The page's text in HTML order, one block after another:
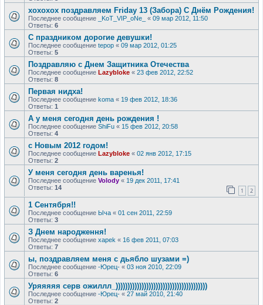
хохохох поздравляем Friday 13 (Забора) С Днём Рождения!
Последнее сообщение _KoT_VIP_oNe_ « 09 мар 2012, 11:50
Ответы: 6
С праздником дорогие девушки!
Последнее сообщение tepop « 09 мар 2012, 01:25
Ответы: 5
Поздравляю с Днем Защитника Отечества
Последнее сообщение Lazybloke « 23 фев 2012, 22:52
Ответы: 8
Первая нидха!
Последнее сообщение koma « 19 фев 2012, 18:36
Ответы: 1
А у меня сегодня день рождения !
Последнее сообщение ShiFu « 15 фев 2012, 20:58
Ответы: 4
c Новым 2012 годом!
Последнее сообщение Lazybloke « 02 янв 2012, 17:15
Ответы: 2
У меня сегодня день варенья!
Последнее сообщение Volody « 19 дек 2011, 17:41
Ответы: 14 1 2
1 Сентября!!
Последнее сообщение Ыча « 01 сен 2011, 22:59
Ответы: 3
З Днем народження!
Последнее сообщение xapek « 16 фев 2011, 07:03
Ответы: 7
ы, поздравляем меня с дьябло шузами =)
Последнее сообщение -Юрец- « 03 ноя 2010, 22:09
Ответы: 6
Уряяяяя серв ожиллл_)))))))))))))))))))))))))))))))))))))))
Последнее сообщение -Юрец- « 27 май 2010, 21:40
Ответы: 2